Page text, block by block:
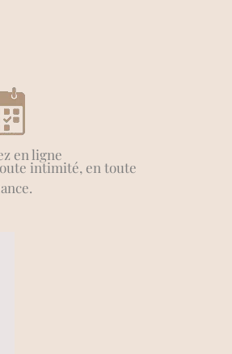
en ligne
intimité, en toute